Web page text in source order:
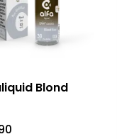
Blond